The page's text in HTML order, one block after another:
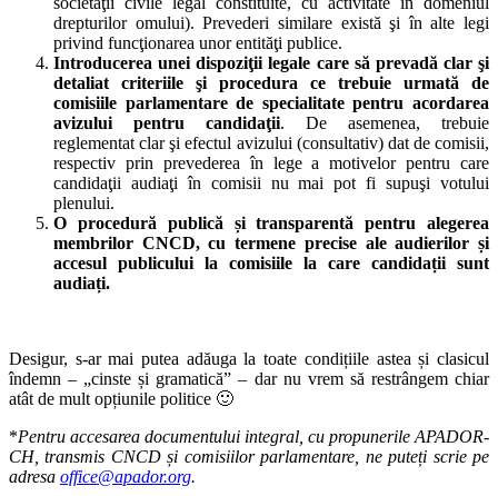
drepturilor omului). Prevederi similare există şi în alte legi
privind funcţionarea unor entităţi publice.
Introducerea unei dispoziţii legale care să prevadă clar şi
detaliat
criteriile şi procedura ce trebuie urmată de
comisiile parlamentare de specialitate pentru acordarea
avizului pentru candidaţii. De asemenea, trebuie
reglementat clar şi efectul avizului (consultativ) dat de comisii,
respectiv prin prevederea în lege a motivelor pentru care
candidaţii audiaţi în comisii nu mai pot fi supuşi votului
plenului.
O procedură publică și transparentă pentru alegerea
membrilor CNCD, cu termene precise ale audierilor și
accesul publicului la comisiile la care candidații sunt
audiați.
Desigur, s-ar mai putea adăuga la toate condițiile astea și clasicul
îndemn – „cinste și gramatică” – dar nu vrem să restrângem chiar
atât de mult opțiunile politice 🙂
*Pentru accesarea documentului integral, cu propunerile APADOR-
CH, transmis CNCD și comisiilor parlamentare, ne puteți scrie pe
adresa office@apador.org.